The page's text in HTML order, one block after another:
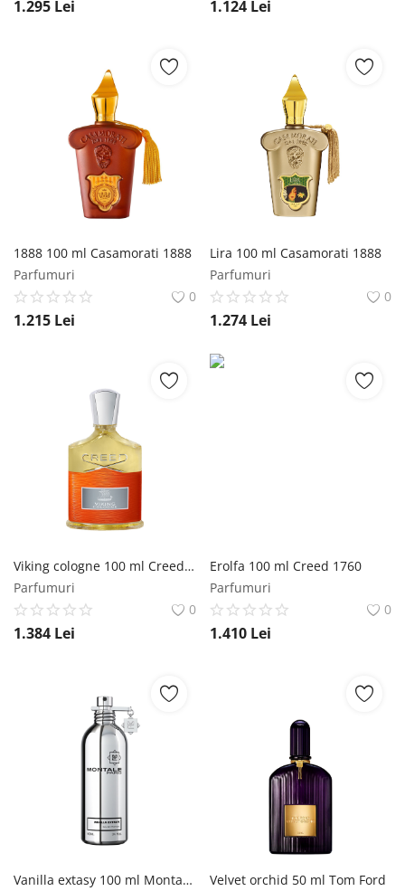
1.295 Lei 1.124 Lei
1888 100 ml Casamorati 1888
Parfumuri
0
1.215 Lei
Lira 100 ml Casamorati 1888
Parfumuri
0
1.274 Lei
Viking cologne 100 ml Creed 1760
Parfumuri
0
1.384 Lei
Erolfa 100 ml Creed 1760
Parfumuri
0
1.410 Lei
Vanilla extasy 100 ml Montale Paris
Velvet orchid 50 ml Tom Ford